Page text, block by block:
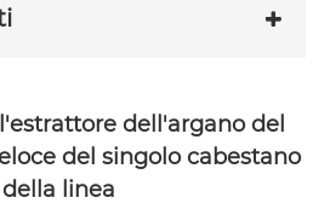
dell'argano del
del singolo cabestano
linea